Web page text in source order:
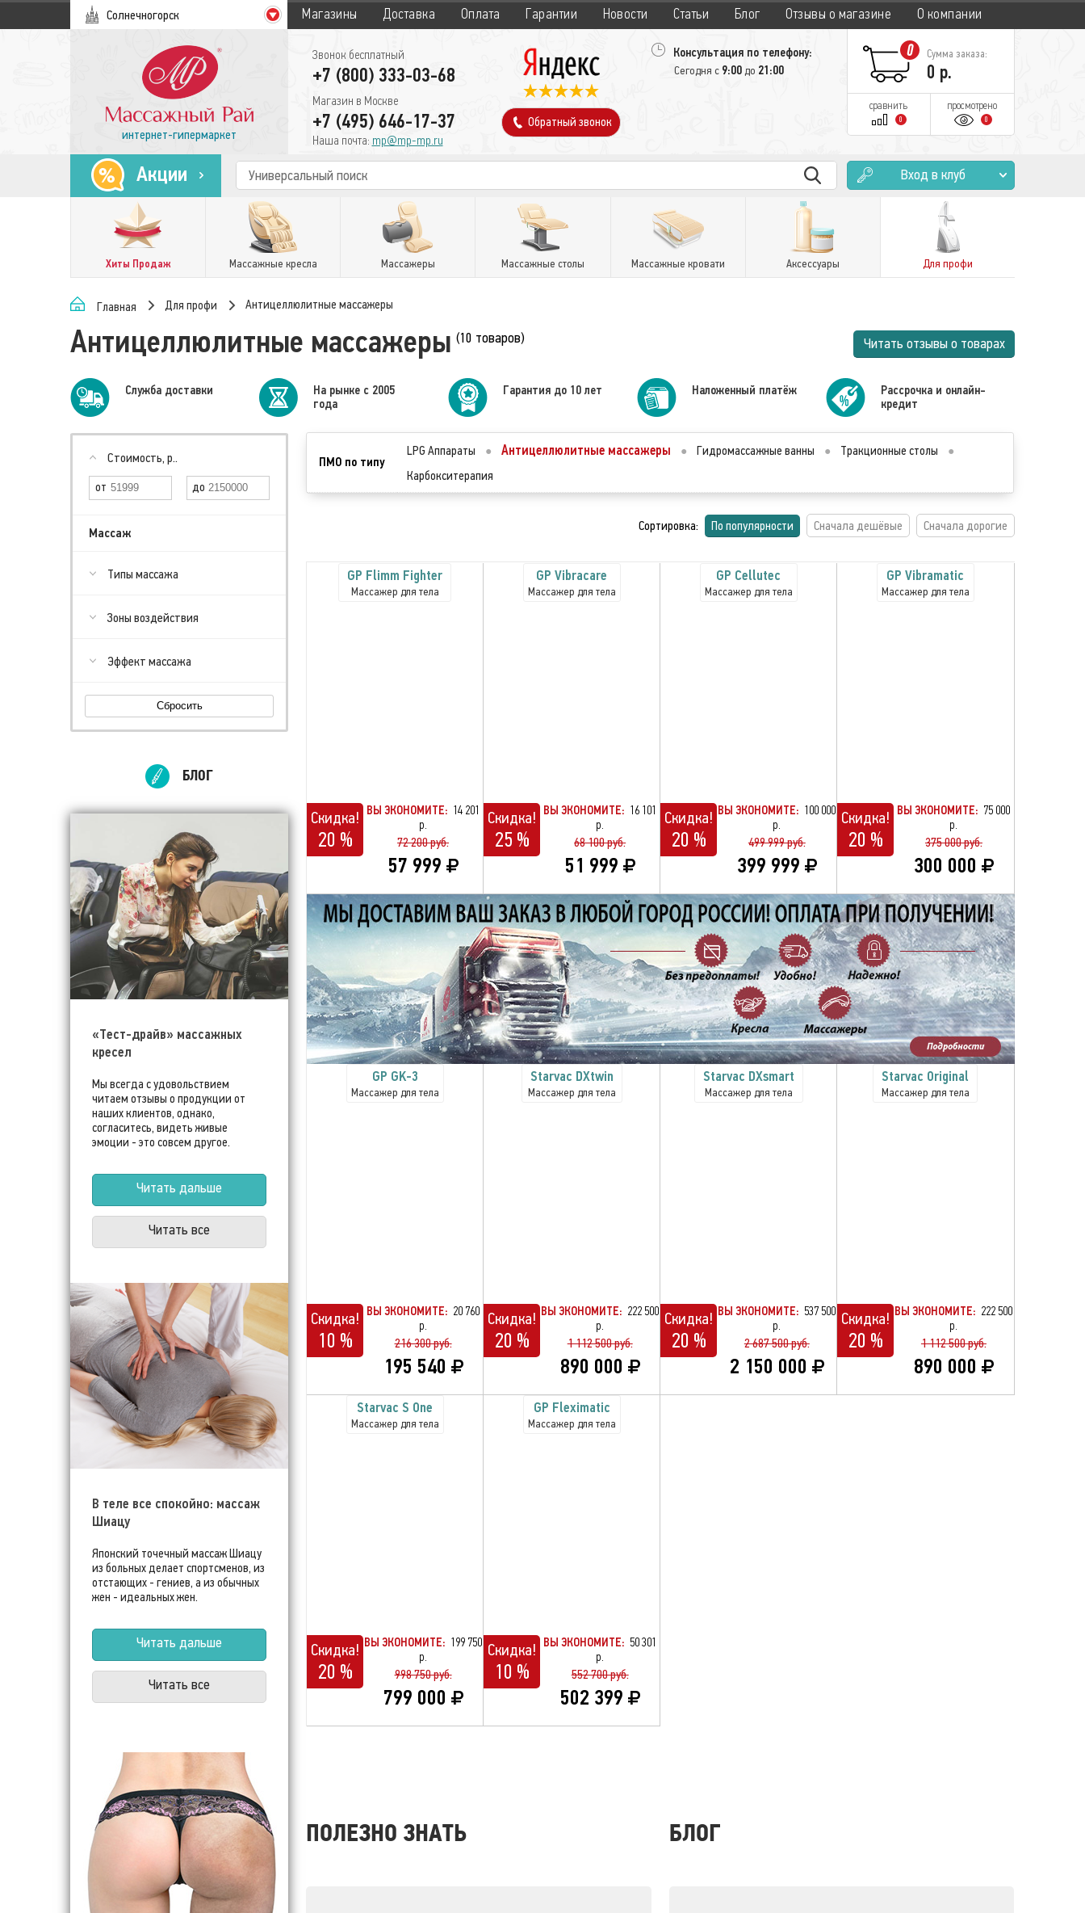
Солнечногорск Магазины Доставка Оплата Гарантии Новости Статьи Блог Отзывы о магазине О компании
интернет-гипермаркет
Звонок бесплатный
+7 (800) 333-03-68
Магазин в Москве
+7 (495) 646-17-37
Наша почта: mp@mp-mp.ru
Обратный звонок
Консультация по телефону:
Сегодня с 9:00до 21:00
0 Сумма заказа:
0 р.
сравнить
0
просмотрено
0
Акции Вход в клуб
Хиты Продаж Массажные кресла Массажеры Массажные столы Массажные кровати Аксессуары Для профи
Главная Для профи Антицеллюлитные массажеры
Антицеллюлитные массажеры (10 товаров) Читать отзывы о товарах
Cлужба доставки
На рынке с 2005
года
Гарантия до 10 лет Наложенный платёж
Рассрочка и онлайн-
кредит
Стоимость, р..
Массаж
Типы массажа
Зоны воздействия
Эффект массажа
Сбросить
БЛОГ
«Тест-драйв» массажных
кресел
Мы всегда с удовольствием
читаем отзывы о продукции от
наших клиентов, однако,
согласитесь, видеть живые
эмоции - это совсем другое.
Читать дальше
Читать все
В теле все спокойно: массаж
Шиацу
Японский точечный массаж Шиацу
из больных делает спортсменов, из
отстающих - гениев, а из обычных
жен - идеальных жен.
Читать дальше
Читать все
ПМО по типу
LPG Аппараты ● Антицеллюлитные массажеры ● Гидромассажные ванны ● Тракционные столы
●
Карбокситерапия
Сортировка: По популярности Сначала дешёвые Сначала дорогие
GP Flimm Fighter
Массажер для тела
Скидка!
20 %
ВЫ ЭКОНОМИТЕ: 14 201
р.
72 200 руб.
57 999
GP Vibracare
Массажер для тела
Скидка!
25 %
ВЫ ЭКОНОМИТЕ: 16 101
р.
68 100 руб.
51 999
GP Cellutec
Массажер для тела
Скидка!
20 %
ВЫ ЭКОНОМИТЕ: 100 000
р.
499 999 руб.
399 999
GP Vibramatic
Массажер для тела
Скидка!
20 %
ВЫ ЭКОНОМИТЕ: 75 000
р.
375 000 руб.
300 000
GP GK-3
Массажер для тела
Скидка!
10 %
ВЫ ЭКОНОМИТЕ: 20 760
р.
216 300 руб.
195 540
Starvac DXtwin
Массажер для тела
Скидка!
20 %
ВЫ ЭКОНОМИТЕ: 222 500
р.
1 112 500 руб.
890 000
Starvac DXsmart
Массажер для тела
Скидка!
20 %
ВЫ ЭКОНОМИТЕ: 537 500
р.
2 687 500 руб.
2 150 000
Starvac Original
Массажер для тела
Скидка!
20 %
ВЫ ЭКОНОМИТЕ: 222 500
р.
1 112 500 руб.
890 000
Starvac S One
Массажер для тела
Скидка!
20 %
ВЫ ЭКОНОМИТЕ: 199 750
р.
998 750 руб.
799 000
GP Fleximatic
Массажер для тела
Скидка!
10 %
ВЫ ЭКОНОМИТЕ: 50 301
р.
552 700 руб.
502 399
ПОЛЕЗНО ЗНАТЬ БЛОГ